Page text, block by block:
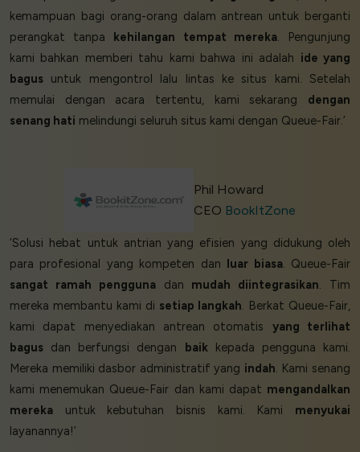
kemampuan bagi orang-orang dalam antrean untuk berganti
perangkat tanpa kehilangan tempat mereka. Pengunjung
kami bahkan memberi tahu kami bahwa ini adalah ide yang
bagus untuk mengontrol lalu lintas ke situs kami. Setelah
memulai dengan acara tertentu, kami sekarang dengan
senang hati melindungi seluruh situs kami dengan Queue-Fair.’
Phil Howard
CEO BookItZone
‘Solusi hebat untuk antrian yang efisien yang didukung oleh
para profesional yang kompeten dan luar biasa. Queue-Fair
sangat ramah penggunadan mudah diintegrasikan. Tim
mereka membantu kami di setiap langkah. Berkat Queue-Fair,
kami dapat menyediakan antrean otomatis yang terlihat
bagus dan berfungsi dengan baikkepada pengguna kami.
Mereka memiliki dasbor administratif yang indah. Kami senang
kami menemukan Queue-Fair dan kami dapat mengandalkan
mereka untuk kebutuhan bisnis kami. Kami menyukai
layanannya!’